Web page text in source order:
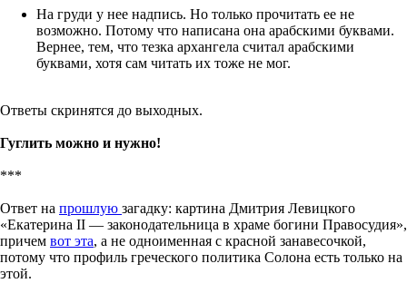
На груди у нее надпись. Но только прочитать ее не
возможно. Потому что написана она арабскими буквами.
Вернее, тем, что тезка архангела считал арабскими
буквами, хотя сам читать их тоже не мог.
Ответы скринятся до выходных.
Гуглить можно и нужно!
***
Ответ на прошлую загадку: картина Дмитрия Левицкого
«Екатерина II — законодательница в храме богини Правосудия»,
причем вот эта, а не одноименная с красной занавесочкой,
потому что профиль греческого политика Солона есть только на
этой.